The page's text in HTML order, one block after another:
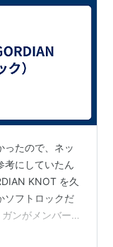
ったので、ネッ
考にしていたん
KNOT を久
ソフトロックだ
ンがメンバーで